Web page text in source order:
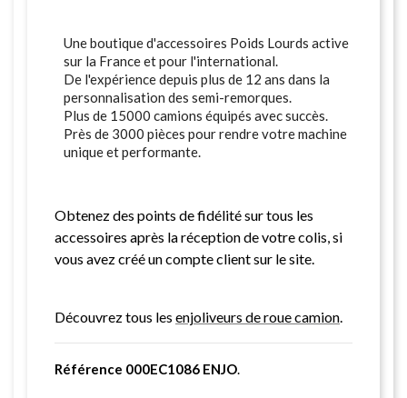
Une boutique d'accessoires Poids Lourds active
sur la France et pour l'international.
De l'expérience depuis plus de 12 ans dans la
personnalisation des semi-remorques.
Plus de 15000 camions équipés avec succès.
Près de 3000 pièces pour rendre votre machine
unique et performante.
Obtenez des points de fidélité sur tous les
accessoires après la réception de votre colis, si
vous avez créé un compte client sur le site.
Découvrez tous les enjoliveurs de roue camion.
Référence 000EC1086 ENJO.